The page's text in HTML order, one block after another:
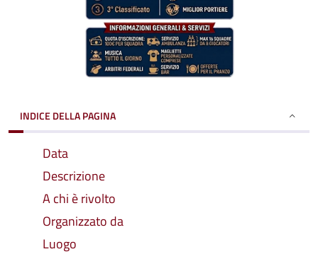
INDICE DELLA PAGINA
Data
Descrizione
A chi è rivolto
Organizzato da
Luogo